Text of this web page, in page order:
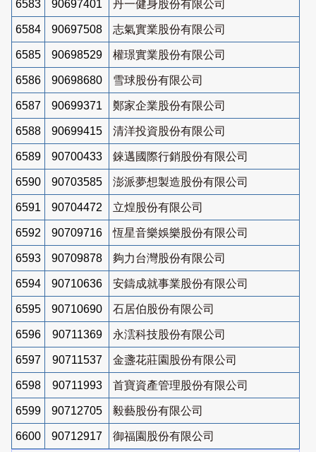
6583 90697401 丹一健身股份有限公司
6584 90697508 志氣實業股份有限公司
6585 90698529 權璟實業股份有限公司
6586 90698680 雪球股份有限公司
6587 90699371 鄭家企業股份有限公司
6588 90699415 清洋投資股份有限公司
6589 90700433 錸邁國際行銷股份有限公司
6590 90703585 澎派夢想製造股份有限公司
6591 90704472 立煌股份有限公司
6592 90709716 恆星音樂娛樂股份有限公司
6593 90709878 夠力台灣股份有限公司
6594 90710636 安鑄成就事業股份有限公司
6595 90710690 石居伯股份有限公司
6596 90711369 永澐科技股份有限公司
6597 90711537 金盞花莊園股份有限公司
6598 90711993 首寶資產管理股份有限公司
6599 90712705 毅藝股份有限公司
6600 90712917
御福園股份有限公司